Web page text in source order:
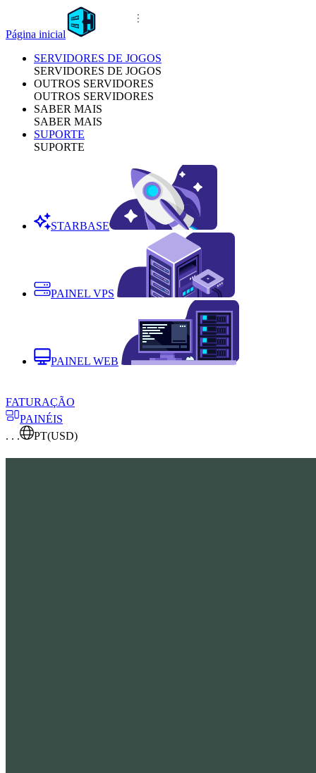
Página inicial
SERVIDORES DE JOGOS
SERVIDORES DE JOGOS
OUTROS SERVIDORES
OUTROS SERVIDORES
SABER MAIS
SABER MAIS
SUPORTE
SUPORTE
STARBASE
PAINEL VPS
PAINEL WEB
FATURAÇÃO
PAINÉIS
. . .
PT(USD)